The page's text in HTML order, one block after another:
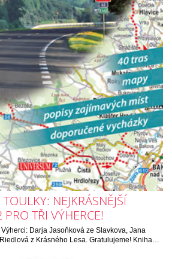
NEJKRÁSNĚJŠÍ
TŘI VÝHERCE!
Darja Jasoňková ze Slavkova, Jana
z Krásného Lesa. Gratulujeme! Kniha…